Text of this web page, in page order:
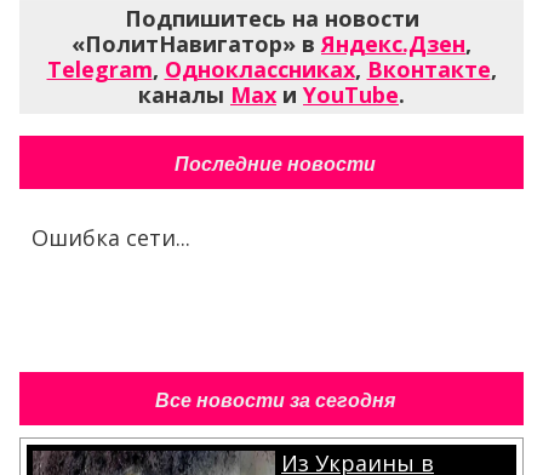
Подпишитесь на новости
«ПолитНавигатор» вЯндекс.Дзен,
Telegram, Одноклассниках, Вконтакте,
каналы Max и YouTube.
Последние новости
Ошибка сети...
Все новости за сегодня
Из Украины в